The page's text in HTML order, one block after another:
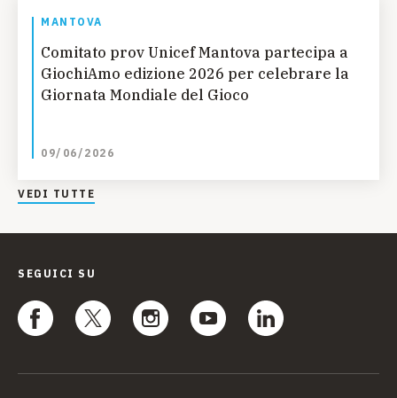
MANTOVA
Comitato prov Unicef Mantova partecipa a
GiochiAmo edizione 2026 per celebrare la
Giornata Mondiale del Gioco
09/06/2026
VEDI TUTTE
SEGUICI SU